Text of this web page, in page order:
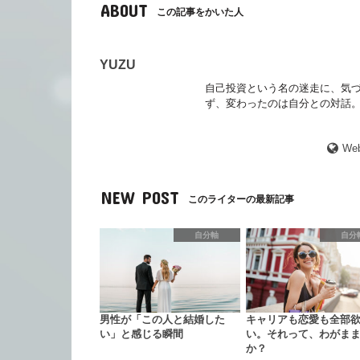
ABOUT この記事をかいた人
YUZU
自己投資という名の迷走に、気
ず、変わったのは自分との対話
NEW POST このライターの最新記事
自分軸
男性が「この人と結婚した
い」と感じる瞬間
自分
キャリアも恋愛も全部
い。それって、わがま
か？